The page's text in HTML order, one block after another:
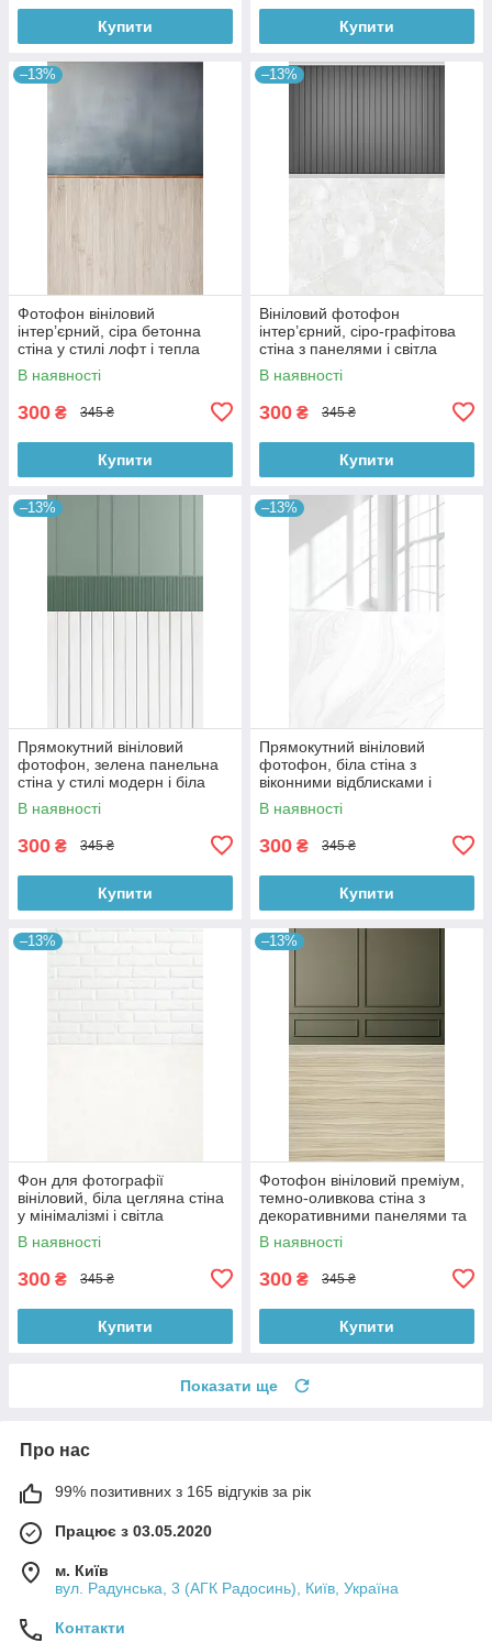
Купити Купити
–13%
Фотофон вініловий
інтер’єрний, сіра бетонна
стіна у стилі лофт і тепла
дерев’яна підлога 60×90 см,
№57097
В наявності
300 ₴ 345 ₴
Купити
–13%
Вініловий фотофон
інтер’єрний, сіро-графітова
стіна з панелями і світла
мармурова підлога 60×90 см,
№57101
В наявності
300 ₴ 345 ₴
Купити
–13%
Прямокутний вініловий
фотофон, зелена панельна
стіна у стилі модерн і біла
дерев’яна підлога 60×90 см,
№57109
В наявності
300 ₴ 345 ₴
Купити
–13%
Прямокутний вініловий
фотофон, біла стіна з
віконними відблисками і
мармурова підлога 60×90 см,
№57124
В наявності
300 ₴ 345 ₴
Купити
–13%
Фон для фотографії
вініловий, біла цегляна стіна
у мінімалізмі і світла
однотонна підлога 60×90 см,
№57140
В наявності
300 ₴ 345 ₴
Купити
–13%
Фотофон вініловий преміум,
темно-оливкова стіна з
декоративними панелями та
світле дерево підлоги 60×90
см, №57224
В наявності
300 ₴ 345 ₴
Купити
Показати ще
Про нас
99% позитивних з 165 відгуків за рік
Працює з 03.05.2020
м. Київ
вул. Радунська, 3 (АГК Радосинь), Київ, Україна
Контакти